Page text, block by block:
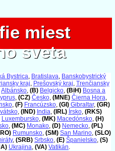
miest
sveta
miest
sveta
Bystrica, Bratislava, Banskobystrický
kraj, Prešovský kraj, Trenčiansky
Albánsko, (B) Belgicko, (BiH) Bosna a
, (CZ) Česko, (MNE) Čierna Hora,
, (F) Francúzsko, (GI) Gibraltar, (GR)
, (IND) India, (IRL) Írsko, (RKS)
Luxembursko, (MK) Macedónsko, (H)
, (MC) Monako, (D) Nemecko, (PL)
Rumunsko, (SM) San Marino, (SLO)
, (SRB) Srbsko, (E) Španielsko, (S)
Ukrajina, (VA) Vatikán.